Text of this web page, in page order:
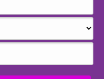
couro cabeludo, estimulando o